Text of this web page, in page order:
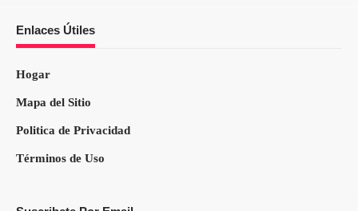
Enlaces Útiles
Hogar
Mapa del Sitio
Politica de Privacidad
Términos de Uso